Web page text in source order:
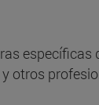
específicas
otros